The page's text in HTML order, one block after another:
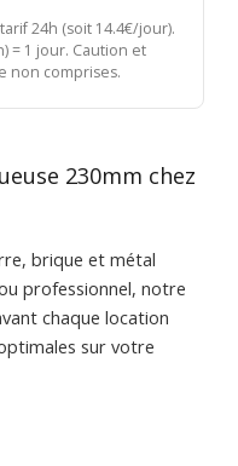
24h (soit 14.4€/jour).
= 1 jour. Caution et
non comprises.
230mm chez
brique et métal
professionnel, notre
chaque location
sur votre